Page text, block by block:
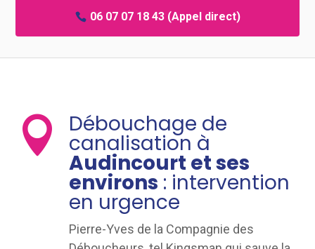
06 07 07 18 43(Appel direct)
 Débouchage de
canalisation à
Audincourt et ses
environs : intervention
en urgence
Pierre-Yves de la Compagnie des